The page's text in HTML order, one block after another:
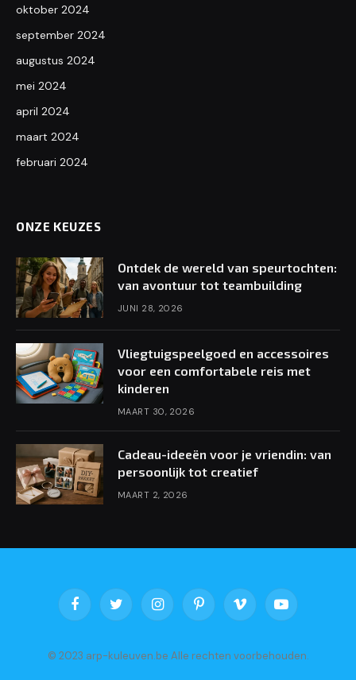
oktober 2024
september 2024
augustus 2024
mei 2024
april 2024
maart 2024
februari 2024
ONZE KEUZES
Ontdek de wereld van speurtochten:
van avontuur tot teambuilding
JUNI 28, 2026
Vliegtuigspeelgoed en accessoires
voor een comfortabele reis met
kinderen
MAART 30, 2026
Cadeau-ideeën voor je vriendin: van
persoonlijk tot creatief
MAART 2, 2026
FacebookTwitter InstagramPinterestVimeo YouTube
© 2023 arp-kuleuven.be Alle rechten voorbehouden.